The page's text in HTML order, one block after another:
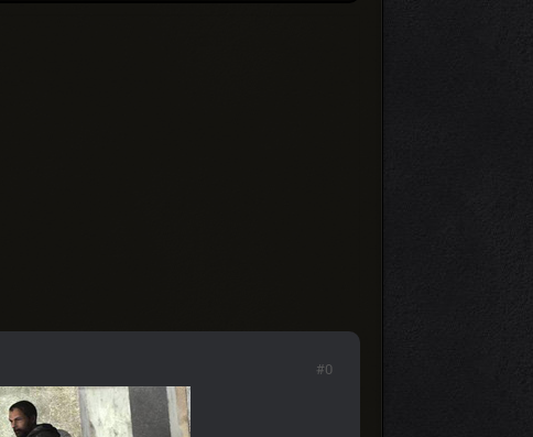
#0